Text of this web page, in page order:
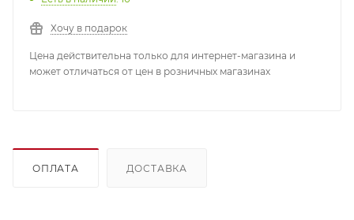
Хочу в подарок
Цена действительна только для интернет-магазина и
может отличаться от цен в розничных магазинах
ОПЛАТА ДОСТАВКА